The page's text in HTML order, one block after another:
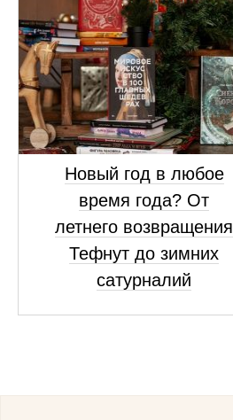
Новый год в любое
время года? От
летнего возвращения
Тефнут до зимних
сатурналий